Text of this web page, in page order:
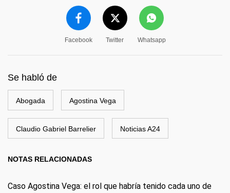
Facebook Twitter Whatsapp
Se habló de
Abogada Agostina Vega
Claudio Gabriel Barrelier Noticias A24
NOTAS RELACIONADAS
Caso Agostina Vega: el rol que habría tenido cada uno de